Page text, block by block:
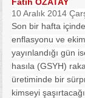
10 Aralık 2014
Son bir hafta
enflasyonu ve
yayınlandığı gün
hasıla (GSYH)
üretiminde bir
kimseyi